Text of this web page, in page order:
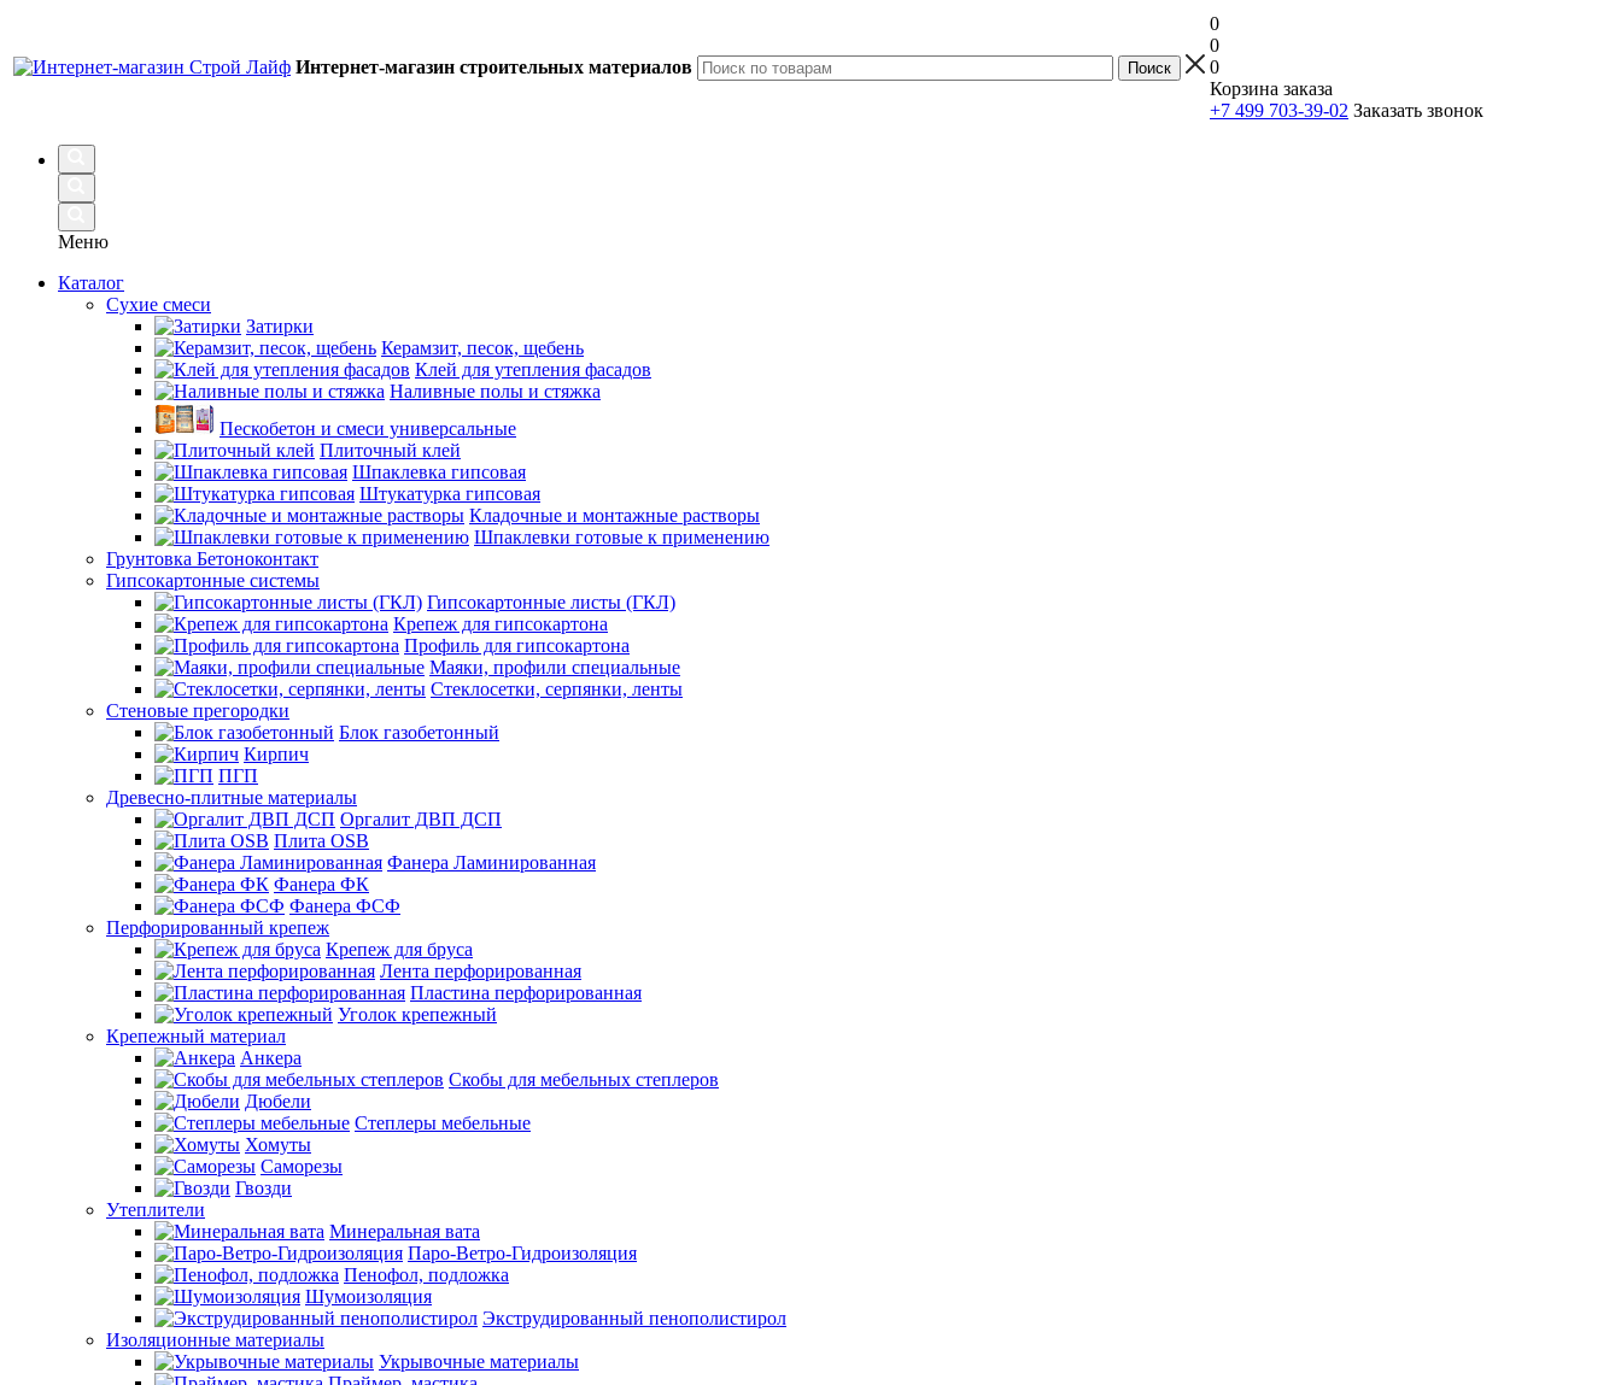
Интернет-магазин строительных материалов
0
0
0
Корзина заказа
+7 499 703-39-02 Заказать звонок
Меню
Каталог
Сухие смеси
Затирки
Керамзит, песок, щебень
Клей для утепления фасадов
Наливные полы и стяжка
Пескобетон и смеси универсальные
Плиточный клей
Шпаклевка гипсовая
Штукатурка гипсовая
Кладочные и монтажные растворы
Шпаклевки готовые к применению
Грунтовка Бетоноконтакт
Гипсокартонные системы
Гипсокартонные листы (ГКЛ)
Крепеж для гипсокартона
Профиль для гипсокартона
Маяки, профили специальные
Стеклосетки, серпянки, ленты
Стеновые прегородки
Блок газобетонный
Кирпич
ПГП
Древесно-плитные материалы
Оргалит ДВП ДСП
Плита OSB
Фанера Ламинированная
Фанера ФК
Фанера ФСФ
Перфорированный крепеж
Крепеж для бруса
Лента перфорированная
Пластина перфорированная
Уголок крепежный
Крепежный материал
Анкера
Скобы для мебельных степлеров
Дюбели
Степлеры мебельные
Хомуты
Саморезы
Гвозди
Утеплители
Минеральная вата
Паро-Ветро-Гидроизоляция
Пенофол, подложка
Шумоизоляция
Экструдированный пенополистирол
Изоляционные материалы
Укрывочные материалы